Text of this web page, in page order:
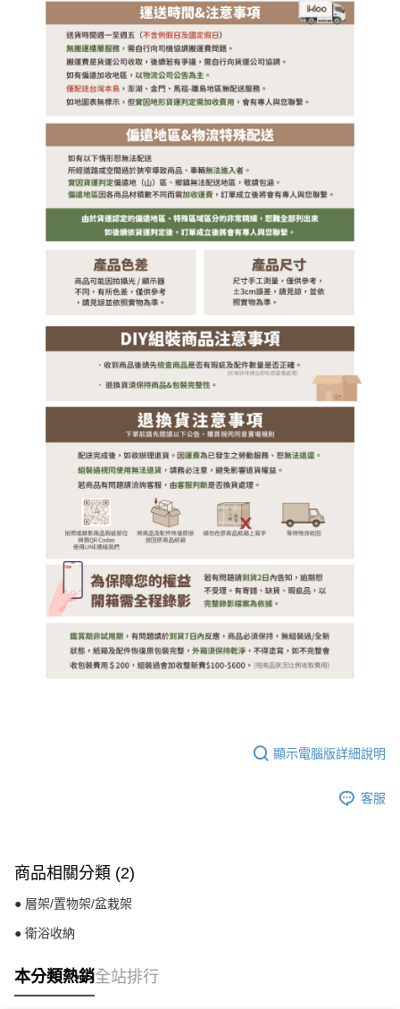
顯示電腦版詳細說明
客服
商品相關分類 (2)
● 層架/置物架/盆栽架
● 衛浴收納
本分類熱銷全站排行